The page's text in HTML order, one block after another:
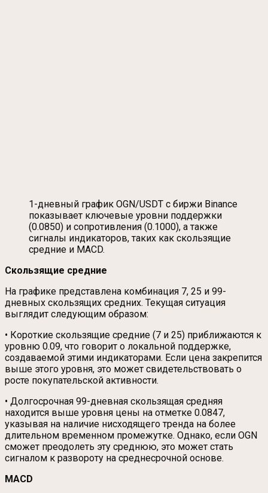
1-дневный график OGN/USDT с биржи Binance
показывает ключевые уровни поддержки
(0.0850) и сопротивления (0.1000), а также
сигналы индикаторов, таких как скользящие
средние и MACD.
Скользящие средние
На графике представлена комбинация 7, 25 и 99-
дневных скользящих средних. Текущая ситуация
выглядит следующим образом:
• Короткие скользящие средние (7 и 25) приближаются к
уровню 0.09, что говорит о локальной поддержке,
создаваемой этими индикаторами. Если цена закрепится
выше этого уровня, это может свидетельствовать о
росте покупательской активности.
• Долгосрочная 99-дневная скользящая средняя
находится выше уровня цены на отметке 0.0847,
указывая на наличие нисходящего тренда на более
длительном временном промежутке. Однако, если OGN
сможет преодолеть эту среднюю, это может стать
сигналом к развороту на среднесрочной основе.
MACD